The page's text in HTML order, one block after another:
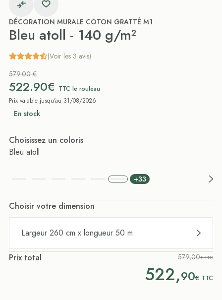
DÉCORATION MURALE COTON GRATTÉ M1
Bleu atoll - 140 g/m²
(Voir les 3 avis)
579.00 €
522.90€ TTC le rouleau
Prix valable jusqu'au 31/08/2026
En stock
Choisissez un coloris
Bleu atoll
+33
Choisir votre dimension
Largeur 260 cm x longueur 50 m
Prix total 579,00€ TTC
522,90€ TTC